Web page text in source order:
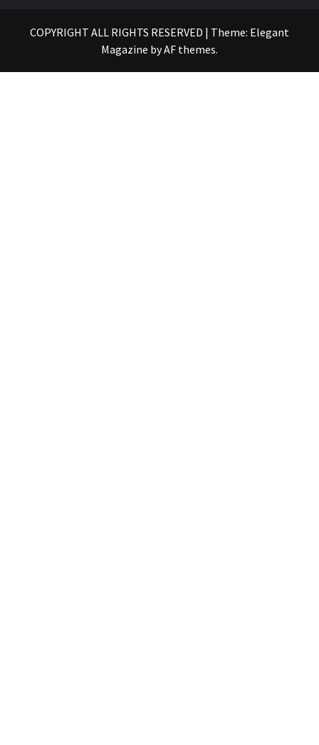
COPYRIGHT ALL RIGHTS RESERVED | Theme: Elegant
Magazine byAF themes.